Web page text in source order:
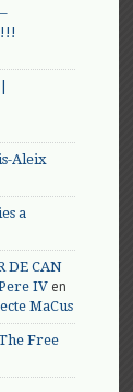
Aleix
a
DE CAN
IV en
MaCus
Free